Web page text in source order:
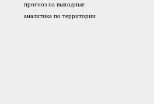
прогноз на выходные
аналитика по территории